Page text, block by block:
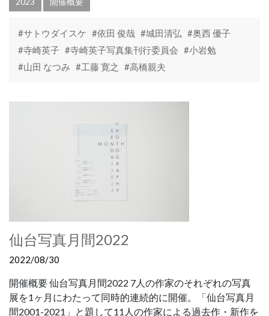
#サトウダイスケ #依田 俊哉 #城田清弘 #奥西 優子
#寺崎英子 #寺崎英子写真集刊行委員会 #小岩勉
#山田 なつみ #工藤 寛之 #高橋親夫
仙台写真月間2022
2022/08/30
開催概要 仙台写真月間2022 7人の作家のそれぞれの写真
展を1ヶ月にわたって同時的連続的に開催。「仙台写真月
間2001-2021」と題して11人の作家による過去作・新作を